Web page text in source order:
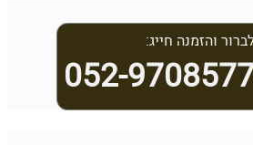
והזמנה חייג:
052-